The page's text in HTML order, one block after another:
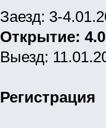
Заезд: 3-
Открытие:
Выезд:
Регистрация